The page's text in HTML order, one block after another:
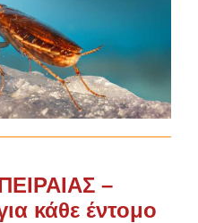
–
κάθε έντομο